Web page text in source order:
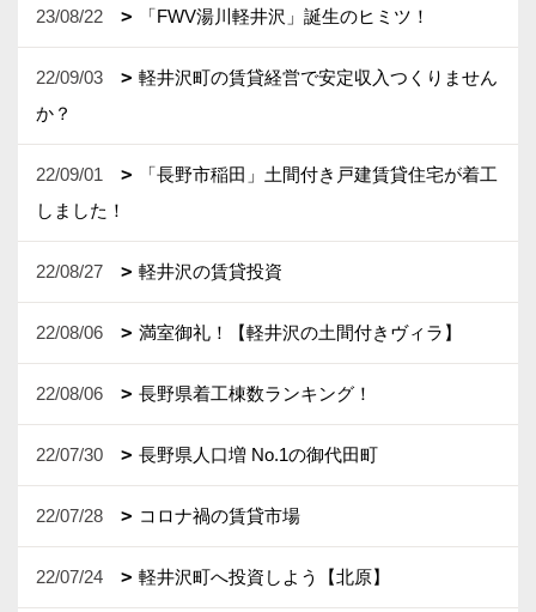
23/08/22 「FWV湯川軽井沢」誕生のヒミツ！
22/09/03
軽井沢町の賃貸経営で安定収入つくりません
か？
22/09/01
「長野市稲田」土間付き戸建賃貸住宅が着工
しました！
22/08/27 軽井沢の賃貸投資
22/08/06 満室御礼！【軽井沢の土間付きヴィラ】
22/08/06 長野県着工棟数ランキング！
22/07/30 長野県人口増 No.1の御代田町
22/07/28 コロナ禍の賃貸市場
22/07/24 軽井沢町へ投資しよう【北原】